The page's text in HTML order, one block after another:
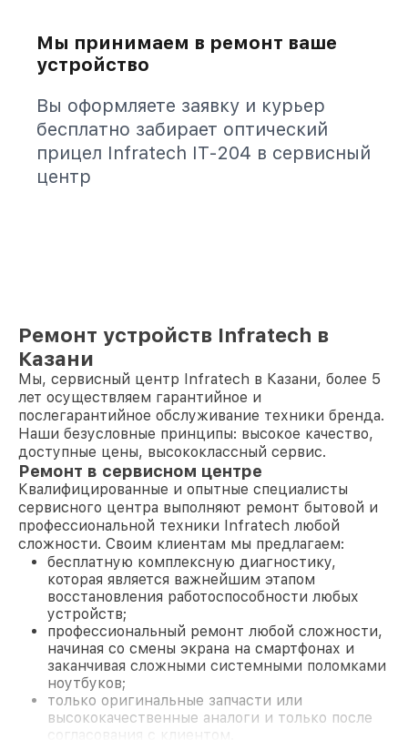
Мы принимаем в ремонт ваше
устройство
Вы оформляете заявку и курьер
бесплатно забирает оптический
прицел Infratech IT-204 в сервисный
центр
Ремонт устройств Infratech в
Казани
Мы, сервисный центр Infratech в Казани, более 5
лет осуществляем гарантийное и
послегарантийное обслуживание техники бренда.
Наши безусловные принципы: высокое качество,
доступные цены, высококлассный сервис.
Ремонт в сервисном центре
Квалифицированные и опытные специалисты
сервисного центра выполняют ремонт бытовой и
профессиональной техники Infratech любой
сложности. Своим клиентам мы предлагаем:
бесплатную комплексную диагностику,
которая является важнейшим этапом
восстановления работоспособности любых
устройств;
профессиональный ремонт любой сложности,
начиная со смены экрана на смартфонах и
заканчивая сложными системными поломками
ноутбуков;
только оригинальные запчасти или
высококачественные аналоги и только после
согласования с клиентом.